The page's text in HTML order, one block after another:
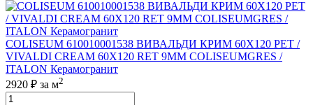
COLISEUM 610010001538 ВИВАЛЬДИ КРИМ 60X120 РЕТ /
VIVALDI CREAM 60X120 RET 9MM COLISEUMGRES /
ITALON Керамогранит
2920 ₽ за м2